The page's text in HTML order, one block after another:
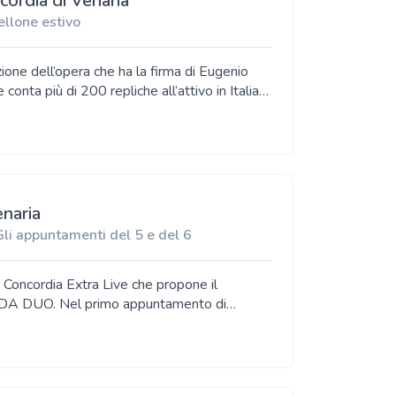
al 2 agosto presso l’Open Garden
lo splendido comune montano. L’ultima
estivo
appuntamenti del 5 e del 6
Extra Live che propone il